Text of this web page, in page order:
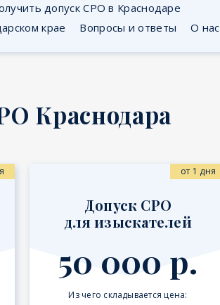
допуск СРО в Краснодаре
крае Вопросы и ответы О нас
Краснодара
от 1 дня
Допуск СРО
для изыскателей
50 000 р.
Из чего складывается цена: